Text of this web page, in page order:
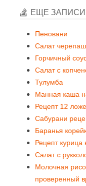
ЕЩЕ
Пеновани
Салат
Горчичный
Салат с
Тулумба
Манная каша
Рецепт 12
Сабурани
Баранья
Рецепт курица
Салат с
Молочная
проверенный